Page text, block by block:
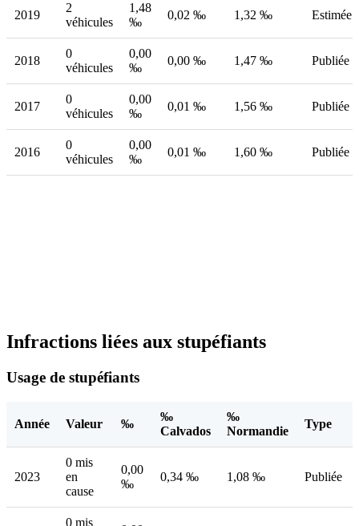
2019
2
véhicules
1,48
‰
0,02 ‰ 1,32 ‰ Estimée
2018
0
véhicules
0,00
‰
0,00 ‰ 1,47 ‰ Publiée
2017
0
véhicules
0,00
‰
0,01 ‰ 1,56 ‰ Publiée
2016
0
véhicules
0,00
‰
0,01 ‰ 1,60 ‰ Publiée
Infractions liées aux stupéfiants
Usage de stupéfiants
Année Valeur ‰
‰
Calvados
‰
Normandie
Type
2023
0 mis
en
cause
0,00
‰
0,34 ‰ 1,08 ‰ Publiée
0 mis